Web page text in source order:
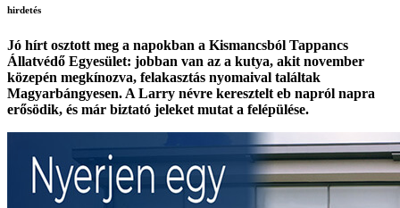
hirdetés
Jó hírt osztott meg a napokban a Kismancsból Tappancs
Állatvédő Egyesület: jobban van az a kutya, akit november
közepén megkínozva, felakasztás nyomaival találtak
Magyarbángyesen. A Larry névre keresztelt eb napról napra
erősödik, és már biztató jeleket mutat a felépülése.